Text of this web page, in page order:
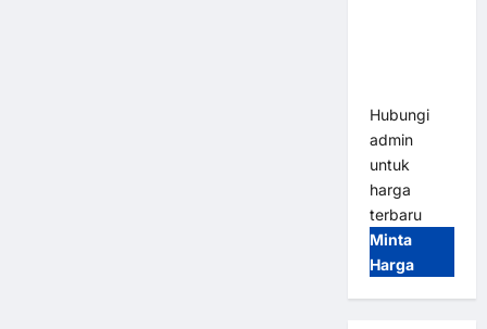
Hubungi
admin
untuk
harga
terbaru
Minta
Harga